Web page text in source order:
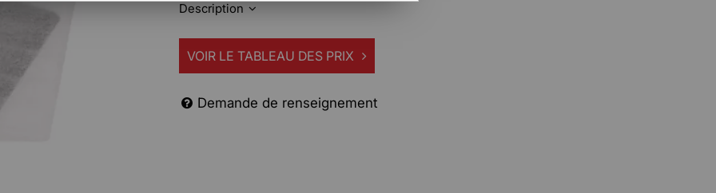
Description
VOIR LE TABLEAU DES PRIX
Demande de renseignement